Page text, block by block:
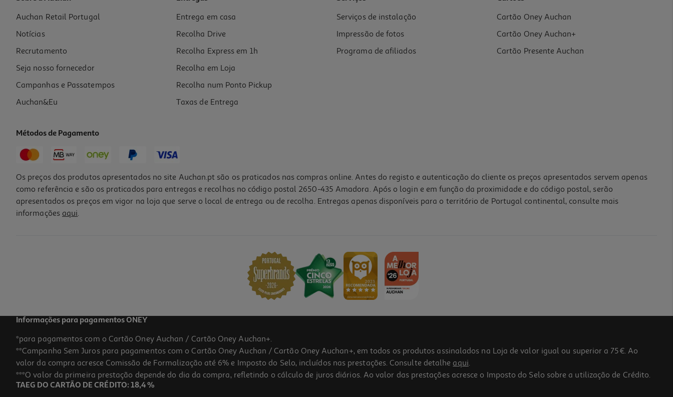
Auchan Retail Portugal
Notícias
Recrutamento
Seja nosso fornecedor
Campanhas e Passatempos
Auchan&Eu
Entrega em casa
Recolha Drive
Recolha Express em 1h
Recolha em Loja
Recolha num Ponto Pickup
Taxas de Entrega
Serviços de instalação
Impressão de fotos
Programa de afiliados
Cartão Oney Auchan
Cartão Oney Auchan+
Cartão Presente Auchan
Métodos de Pagamento
Os preços dos produtos apresentados no site Auchan.pt são os praticados nas compras online. Antes do registo e autenticação do cliente os preços apresentados servem apenas
como referência e são os praticados para entregas e recolhas no código postal 2650-435 Amadora. Após o login e em função da proximidade e do código postal, serão
apresentados os preços em vigor na loja que serve o local de entrega ou de recolha. Entregas apenas disponíveis para o território de Portugal continental, consulte mais
informações aqui.
Informações para pagamentos ONEY
*para pagamentos com o Cartão Oney Auchan / Cartão Oney Auchan+.
**Campanha Sem Juros para pagamentos com o Cartão Oney Auchan / Cartão Oney Auchan+, em todos os produtos assinalados na Loja de valor igual ou superior a 75€. Ao
valor da compra acresce Comissão de Formalização até 6% e Imposto do Selo, incluídos nas prestações. Consulte detalhe aqui.
***O valor da primeira prestação depende do dia da compra, refletindo o cálculo de juros diários. Ao valor das prestações acresce o Imposto do Selo sobre a utilização de Crédito.
TAEG DO CARTÃO DE CRÉDITO: 18,4 %